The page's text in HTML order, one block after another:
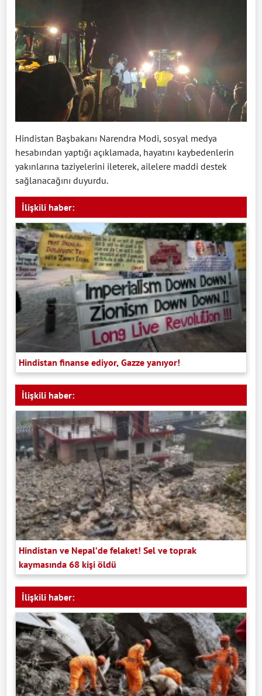
Hindistan Başbakanı Narendra Modi, sosyal medya
hesabından yaptığı açıklamada, hayatını kaybedenlerin
yakınlarına taziyelerini ileterek, ailelere maddi destek
sağlanacağını duyurdu.
İlişkili haber:
Hindistan finanse ediyor, Gazze yanıyor!
İlişkili haber:
Hindistan ve Nepal’de felaket! Sel ve toprak
kaymasında 68 kişi öldü
İlişkili haber: